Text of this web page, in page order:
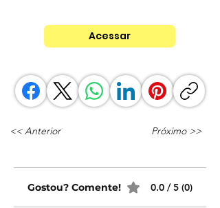
Acessar
<< Anterior Próximo >>
Gostou? Comente! 0.0 / 5 (0)